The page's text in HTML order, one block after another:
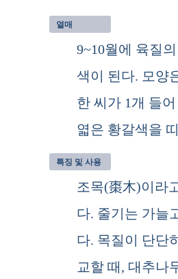
열매
9~10월에 육질
색이 된다. 모양
한 씨가 1개 들
엷은 황갈색을
특징 및 사용
조목(棗木)이라
다. 줄기는 가늘
다. 목질이 단단
교할 때, 대추나